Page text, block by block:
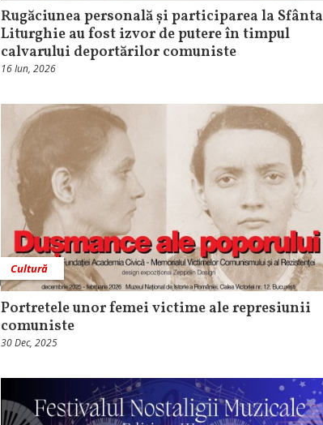
Rugăciunea personală și participarea la Sfânta
Liturghie au fost izvor de putere în timpul
calvarului deportărilor comuniste
16 Iun, 2026
Cultură
Portretele unor femei victime ale represiunii
comuniste
30 Dec, 2025